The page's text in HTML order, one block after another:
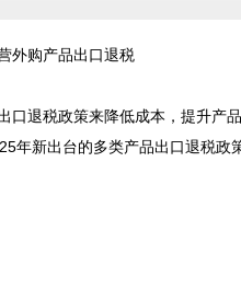
外购产品出口退税
口退税政策来降低成本，提升产
年新出台的多类产品出口退税政